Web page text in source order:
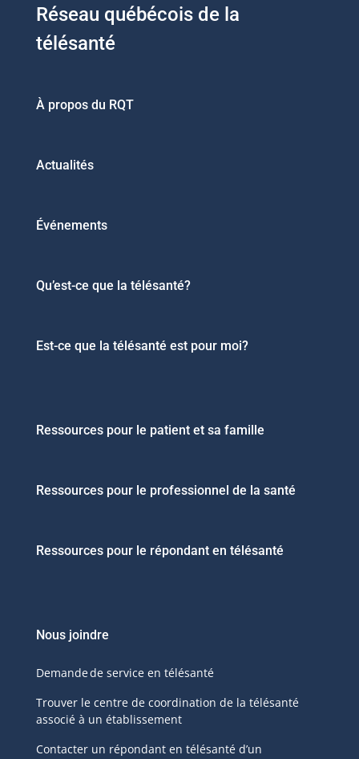
Réseau québécois de la
télésanté
À propos du RQT
Actualités
Événements
Qu’est-ce que la télésanté?
Est-ce que la télésanté est pour moi?
Ressources pour le patient et sa famille
Ressources pour le professionnel de la santé
Ressources pour le répondant en télésanté
Nous joindre
Demande de service en télésanté
Trouver le centre de coordination de la télésanté
associé à un établissement
Contacter un répondant en télésanté d’un